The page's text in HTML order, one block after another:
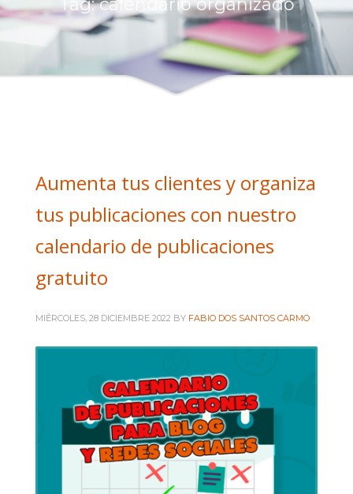
Intranet administración
Intranet comerciales
Intranet Diseñadores
Política de privacidad
Tag: calendario organizado
Aumenta tus clientes y organiza
tus publicaciones con nuestro
calendario de publicaciones
gratuito
MIÉRCOLES, 28 DICIEMBRE 2022 BY FABIO DOS SANTOS CARMO